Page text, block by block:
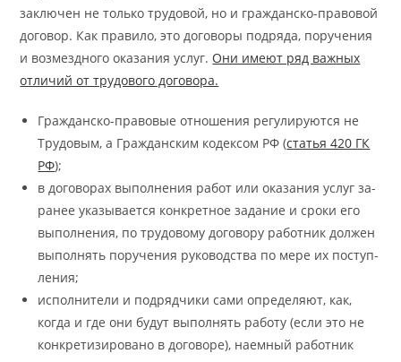
за­клю­чен не толь­ко тру­до­вой, но и гра­жданско-пра­во­вой
до­го­вор. Как пра­ви­ло, это до­го­во­ры под­ря­да, по­ру­че­ния
и воз­мездно­го ока­за­ния услуг. Они име­ют ряд важ­ных
от­ли­чий от тру­до­во­го до­го­во­ра.
Гра­жданско-пра­во­вые от­но­ше­ния ре­гу­ли­ру­ют­ся не
Тру­до­вым, а Гра­жданским ко­дек­сом РФ (ста­тья 420 ГК
РФ);
в до­го­во­рах вы­пол­не­ния ра­бот или ока­за­ния услуг за­
ра­нее ука­зы­ва­ет­ся кон­крет­ное за­да­ние и сро­ки его
вы­пол­не­ния, по тру­до­во­му до­го­во­ру ра­бот­ник дол­жен
вы­пол­нять по­ру­че­ния ру­ко­водства по ме­ре их по­ступ­
ле­ния;
ис­пол­ни­те­ли и под­ряд­чи­ки са­ми опре­де­ля­ют, как,
когда и где они бу­дут вы­пол­нять ра­бо­ту (если это не
кон­кре­ти­зи­ро­ва­но в до­го­во­ре), на­ем­ный ра­бот­ник